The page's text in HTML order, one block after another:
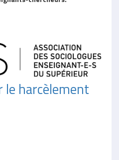
le harcèlement